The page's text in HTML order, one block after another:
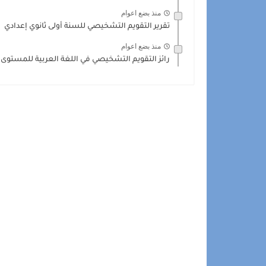
منذ بضع اعوام
تقرير التقويم التشخيصي للسنة أولى ثانوي إعدادي
منذ بضع اعوام
رائز التقويم التشخيصي في اللغة العربية للمستوى 6 السادس